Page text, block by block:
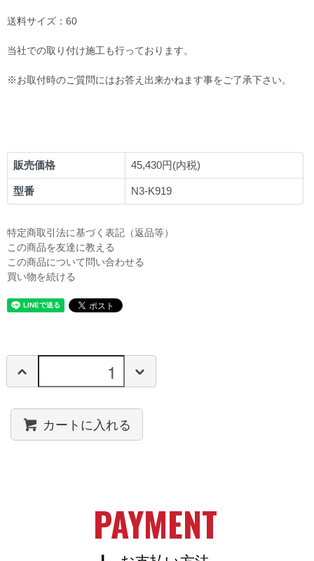
送料サイズ：60
当社での取り付け施工も行っております。
※お取付時のご質問にはお答え出来かねます事をご了承下さい。
販売価格 45,430円(内税)
型番 N3-K919
特定商取引法に基づく表記（返品等）
この商品を友達に教える
この商品について問い合わせる
買い物を続ける
カートに入れる
PAYMENT